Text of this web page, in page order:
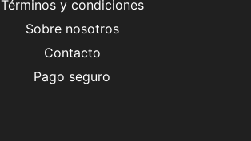
Términos y condiciones
Sobre nosotros
Contacto
Pago seguro